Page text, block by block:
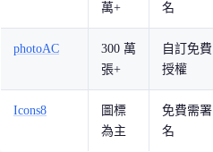
萬+
名
photoAC
300 萬
張+
自訂免費
授權
Icons8
圖標
為主
免費需署
名